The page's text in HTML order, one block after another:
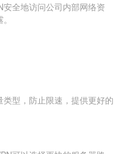
全地访问公司内部网络资
型，防止限速，提供更好的